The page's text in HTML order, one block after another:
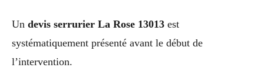
Un devis serrurier La Rose 13013 est
systématiquement présenté avant le début de
l’intervention.